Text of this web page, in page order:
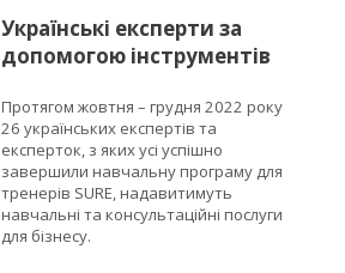
Українські експерти за
допомогою інструментів
сприятимуть МСБ ставати
сталими та стійкими
Протягом жовтня – грудня 2022 року
26 українських експертів та
експерток, з яких усі успішно
завершили навчальну програму для
тренерів SURE, надавитимуть
навчальні та консультаційні послуги
для бізнесу.